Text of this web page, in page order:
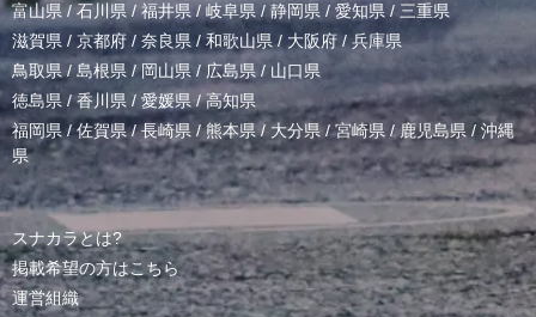
富山県 /石川県/福井県/岐阜県 / 静岡県 / 愛知県 / 三重県
滋賀県 / 京都府 / 奈良県 / 和歌山県/ 大阪府 /兵庫県
鳥取県/ 島根県 /岡山県/ 広島県 / 山口県
徳島県 /香川県 / 愛媛県/高知県
福岡県/佐賀県/長崎県 /熊本県/ 大分県/宮崎県 /鹿児島県 / 沖縄
県
スナカラとは?
掲載希望の方はこちら
運営組織